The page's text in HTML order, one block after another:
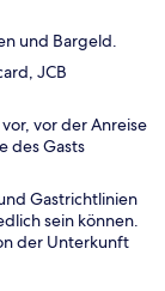
und Bargeld.
JCB
vor der Anreise
des Gasts
Gastrichtlinien
sein können.
der Unterkunft